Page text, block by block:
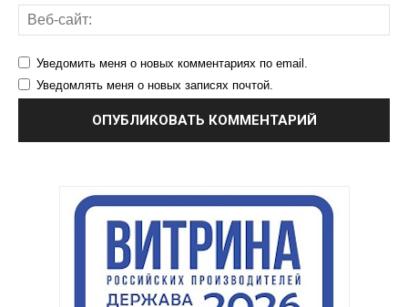
Уведомить меня о новых комментариях по email.
Уведомлять меня о новых записях почтой.